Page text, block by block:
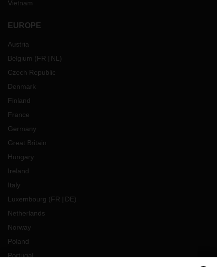
Vietnam
EUROPE
Austria
Belgium (FR NL )
Czech Republic
Denmark
Finland
France
Germany
Great Britain
Hungary
Ireland
Italy
Luxembourg (FR DE)
Netherlands
Norway
Poland
Portugal